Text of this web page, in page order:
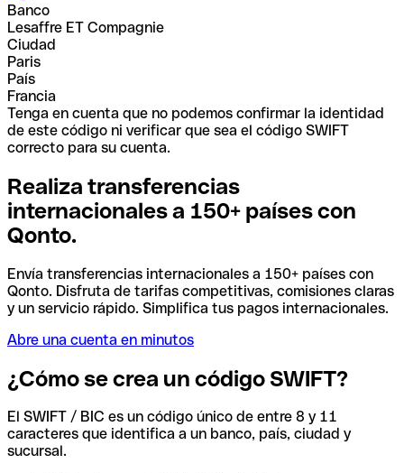
Banco
Lesaffre ET Compagnie
Ciudad
Paris
País
Francia
Tenga en cuenta que no podemos confirmar la identidad
de este código ni verificar que sea el código SWIFT
correcto para su cuenta.
Realiza transferencias
internacionales a 150+ países con
Qonto.
Envía transferencias internacionales a 150+ países con
Qonto. Disfruta de tarifas competitivas, comisiones claras
y un servicio rápido. Simplifica tus pagos internacionales.
Abre una cuenta en minutos
¿Cómo se crea un código SWIFT?
El SWIFT / BIC es un código único de entre 8 y 11
caracteres que identifica a un banco, país, ciudad y
sucursal.